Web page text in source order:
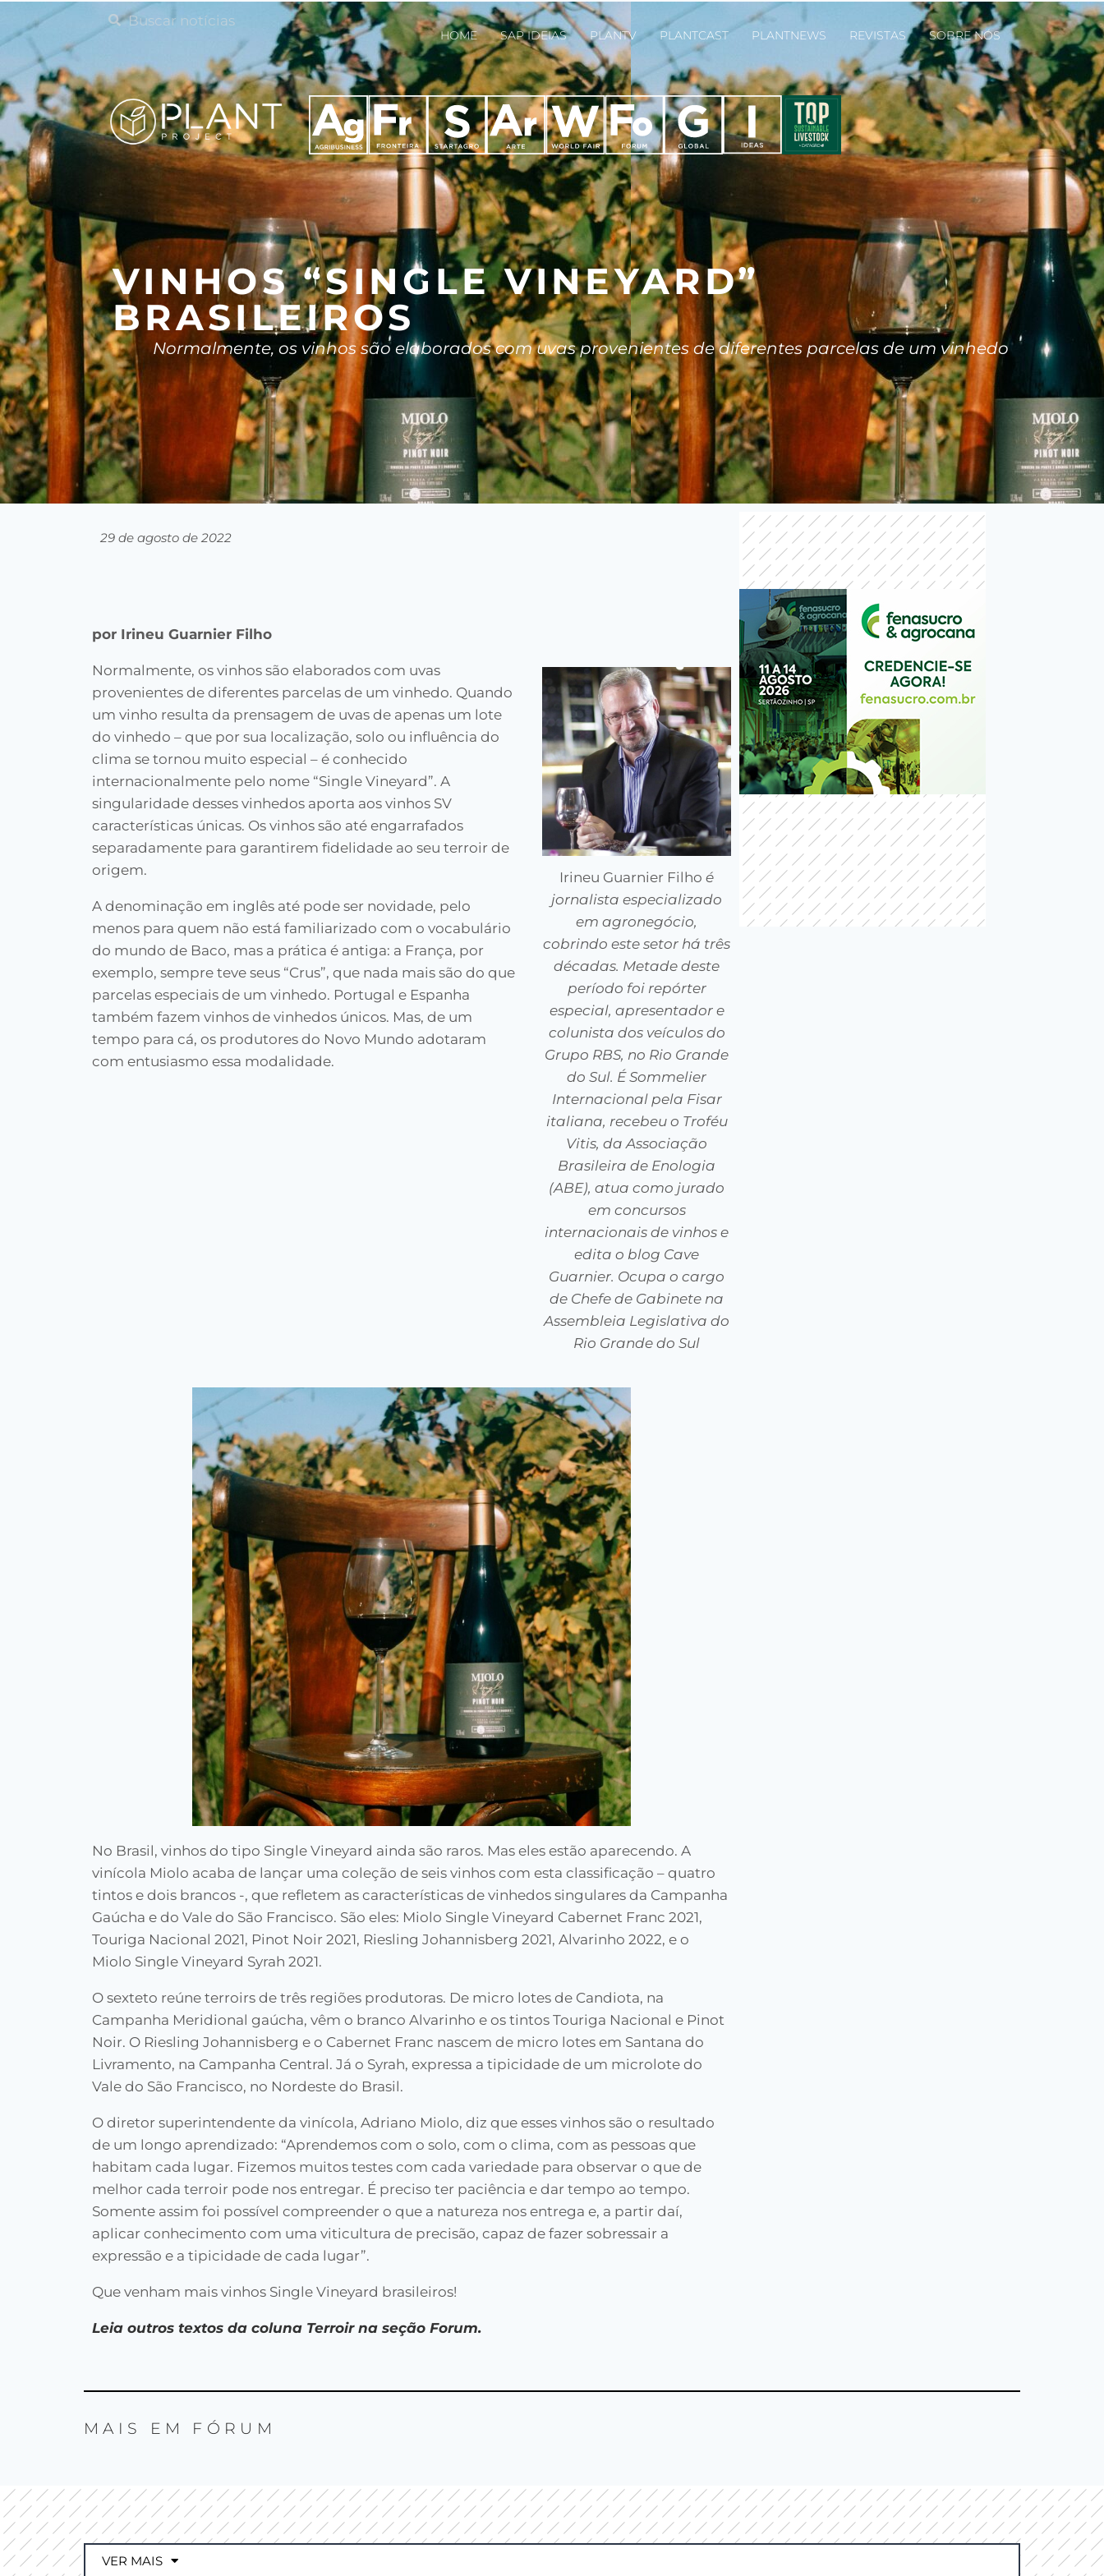
HOME SAP IDEIAS PLANTV PLANTCAST PLANTNEWS REVISTAS SOBRE NÓS
VINHOS “SINGLE VINEYARD”
BRASILEIROS
Normalmente, os vinhos são elaborados com uvas provenientes de diferentes parcelas de um vinhedo
29 de agosto de 2022
por Irineu Guarnier Filho
Irineu Guarnier Filho é
jornalista especializado
em agronegócio,
cobrindo este setor há três
décadas. Metade deste
período foi repórter
especial, apresentador e
colunista dos veículos do
Grupo RBS, no Rio Grande
do Sul. É Sommelier
Internacional pela Fisar
italiana, recebeu o Troféu
Vitis, da Associação
Brasileira de Enologia
(ABE), atua como jurado
em concursos
internacionais de vinhos e
edita o blog Cave
Guarnier. Ocupa o cargo
de Chefe de Gabinete na
Assembleia Legislativa do
Rio Grande do Sul
Normalmente, os vinhos são elaborados com uvas
provenientes de diferentes parcelas de um vinhedo. Quando
um vinho resulta da prensagem de uvas de apenas um lote
do vinhedo – que por sua localização, solo ou influência do
clima se tornou muito especial – é conhecido
internacionalmente pelo nome “Single Vineyard”. A
singularidade desses vinhedos aporta aos vinhos SV
características únicas. Os vinhos são até engarrafados
separadamente para garantirem fidelidade ao seu terroir de
origem.
A denominação em inglês até pode ser novidade, pelo
menos para quem não está familiarizado com o vocabulário
do mundo de Baco, mas a prática é antiga: a França, por
exemplo, sempre teve seus “Crus”, que nada mais são do que
parcelas especiais de um vinhedo. Portugal e Espanha
também fazem vinhos de vinhedos únicos. Mas, de um
tempo para cá, os produtores do Novo Mundo adotaram
com entusiasmo essa modalidade.
No Brasil, vinhos do tipo Single Vineyard ainda são raros. Mas eles estão aparecendo. A
vinícola Miolo acaba de lançar uma coleção de seis vinhos com esta classificação – quatro
tintos e dois brancos -, que refletem as características de vinhedos singulares da Campanha
Gaúcha e do Vale do São Francisco. São eles: Miolo Single Vineyard Cabernet Franc 2021,
Touriga Nacional 2021, Pinot Noir 2021, Riesling Johannisberg 2021, Alvarinho 2022, e o
Miolo Single Vineyard Syrah 2021.
O sexteto reúne terroirs de três regiões produtoras. De micro lotes de Candiota, na
Campanha Meridional gaúcha, vêm o branco Alvarinho e os tintos Touriga Nacional e Pinot
Noir. O Riesling Johannisberg e o Cabernet Franc nascem de micro lotes em Santana do
Livramento, na Campanha Central. Já o Syrah, expressa a tipicidade de um microlote do
Vale do São Francisco, no Nordeste do Brasil.
O diretor superintendente da vinícola, Adriano Miolo, diz que esses vinhos são o resultado
de um longo aprendizado: “Aprendemos com o solo, com o clima, com as pessoas que
habitam cada lugar. Fizemos muitos testes com cada variedade para observar o que de
melhor cada terroir pode nos entregar. É preciso ter paciência e dar tempo ao tempo.
Somente assim foi possível compreender o que a natureza nos entrega e, a partir daí,
aplicar conhecimento com uma viticultura de precisão, capaz de fazer sobressair a
expressão e a tipicidade de cada lugar”.
Que venham mais vinhos Single Vineyard brasileiros!
Leia outros textos da coluna Terroir na seção Forum.
MAIS EM FÓRUM
VER MAIS